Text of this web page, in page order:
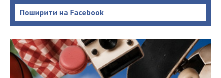
Поширити на Facebook